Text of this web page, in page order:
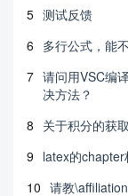
5 测试反馈
6 多行公式，能
7 请问用VSC编
决方法？
8 关于积分的获
9 latex的chapter
10 请教